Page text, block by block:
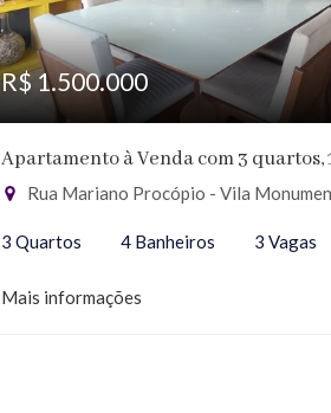
R$ 1.500.000
Apartamento à Venda com 3 quartos,
Rua Mariano Procópio - Vila Monumento,
3 Quartos 4 Banheiros 3 Vagas
Mais informações